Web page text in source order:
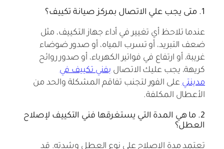
1. متى يجب علي الاتصال بمركز صيانة تكييف؟
عندما تلاحظ أي تغيير في أداء جهاز التكييف، مثل
ضعف التبريد، أو تسرب المياه، أو صدور ضوضاء
غريبة، أو ارتفاع في فواتير الكهرباء، أو صدور روائح
كريهة، يجب عليك الاتصالبفني تكييف في
مدينتيعلى الفور لتجنب تفاقم المشكلة والحد من
الأعطال المكلفة.
2. ما هي المدة التي يستغرقها فني التكييف لإصلاح
العطل؟
تعتمد مدة الإصلاح على نوع العطل وشدته. قد